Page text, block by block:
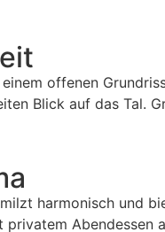
offenen
Blick auf das Tal.
harmonisch und
Abendessen